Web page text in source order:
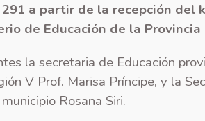
291 a partir de la recepción del
de Educación de la Provincia
la secretaria de Educación
V Prof. Marisa Príncipe, y la
Rosana Siri.